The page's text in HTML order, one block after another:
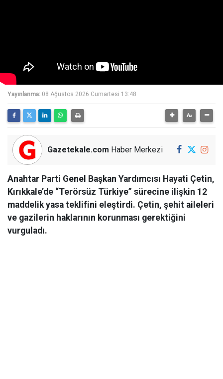
Yayınlanma: 08 Ağustos 2026 Cumartesi 13:48
Gazetekale.com Haber Merkezi
Anahtar Parti Genel Başkan Yardımcısı Hayati Çetin,
Kırıkkale’de “Terörsüz Türkiye” sürecine ilişkin 12
maddelik yasa teklifini eleştirdi. Çetin, şehit aileleri
ve gazilerin haklarının korunması gerektiğini
vurguladı.